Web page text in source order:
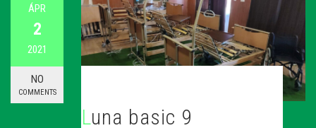
ÁPR
2
2021
NO
COMMENTS
Luna basic 9